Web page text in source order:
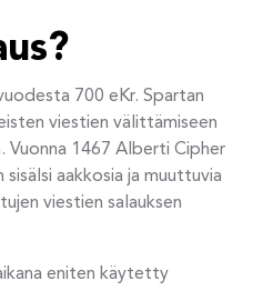
700 eKr. Spartan
viestien välittämiseen
Vuonna 1467 Alberti Cipher
sisälsi aakkosia ja muuttuvia
viestien salauksen
eniten käytetty